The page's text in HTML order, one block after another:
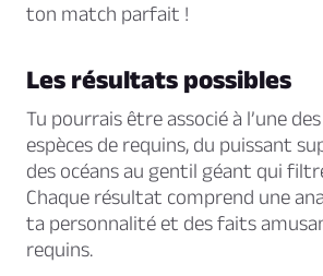
ton match parfait !
Les résultats possibles
Tu pourrais être associé à l’une
espèces de requins, du puissant
des océans au gentil géant qui
Chaque résultat comprend une
ta personnalité et des faits
requins.